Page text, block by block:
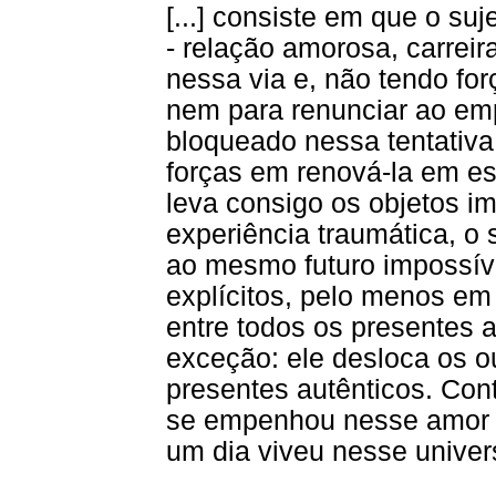
[...] consiste em que o
- relação amorosa,
nessa via e, não tendo
nem para renunciar ao
bloqueado nessa
forças em renová-la em
leva consigo os objetos
experiência traumática, o
ao mesmo futuro
explícitos, pelo menos
entre todos os presentes
exceção: ele desloca os
presentes autênticos.
se empenhou nesse
um dia viveu nesse